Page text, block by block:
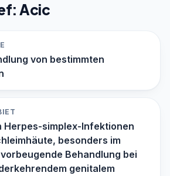
Acic
von bestimmten
Herpes-simplex-Infektionen
besonders im
Behandlung bei
genitalem